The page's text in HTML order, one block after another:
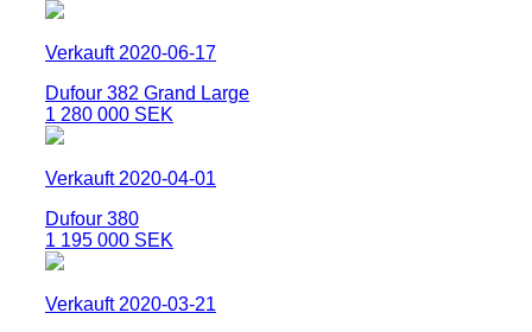
Verkauft 2020-06-17
Dufour 382 Grand Large
1 280 000 SEK
Verkauft 2020-04-01
Dufour 380
1 195 000 SEK
Verkauft 2020-03-21